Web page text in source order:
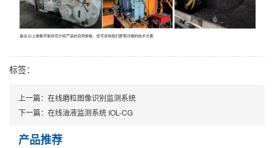
标签：
上一篇：在线磨粒图像识别监测系统
下一篇：在线油液监测系统 IOL-CG
产品推荐